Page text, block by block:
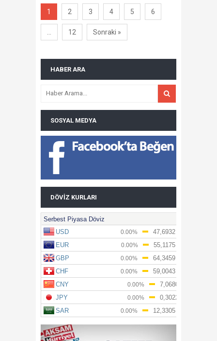
1 2 3 4 5 6
12 Sonraki »
HABER ARA
SOSYAL MEDYA
DÖVIZ KURLARI